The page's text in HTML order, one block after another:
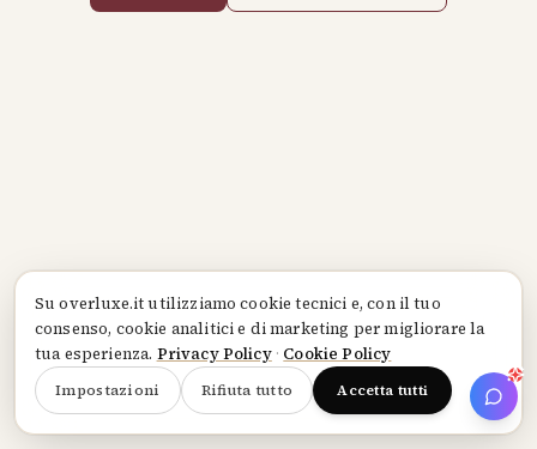
Suoverluxe.itutilizziamo cookie tecnici e, con il tuo
consenso, cookie analitici e di marketing per migliorare la
tua esperienza. Privacy Policy· Cookie Policy
Impostazioni Rifiuta tutto Accetta tutti